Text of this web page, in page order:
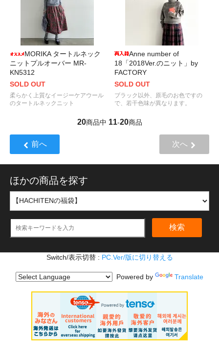
MORIKA タートルネック
ニットプルオーバー MR-
KN5312
SOLD OUT
柔らかく上質なイージーケアウール
のタートルネックニット
Anne number of
18「2018Ver.のニット」by
FACTORY
SOLD OUT
ブラック以外、原毛のお色ですの
で、若干色味が異なります。
20商品中 11-20商品
前へ 次へ
ほかの商品を探す
検索
Switch/表示切替 : PC.Ver/版に切り替える
Powered by Translate